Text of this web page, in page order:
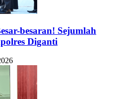
besaran! Sejumlah
Diganti